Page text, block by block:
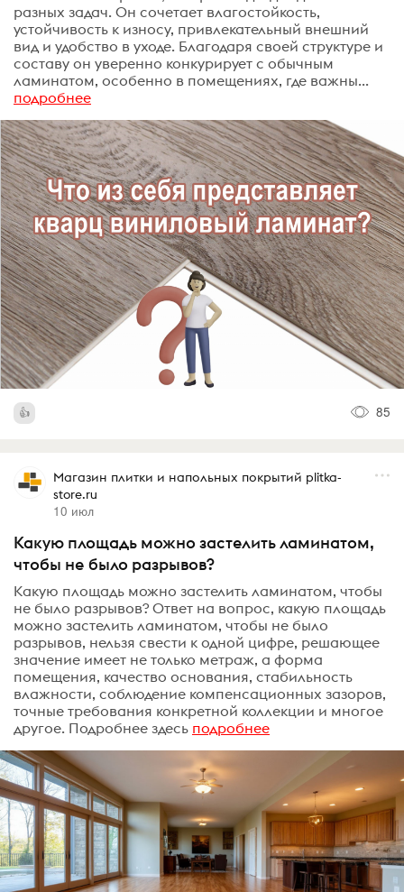
разных задач. Он сочетает влагостойкость,
устойчивость к износу, привлекательный внешний
вид и удобство в уходе. Благодаря своей структуре и
составу он уверенно конкурирует с обычным
ламинатом, особенно в помещениях, где важны...
подробнее
85
Магазин плитки и напольных покрытий plitka-
store.ru
10 июл
Какую площадь можно застелить ламинатом,
чтобы не было разрывов?
Какую площадь можно застелить ламинатом, чтобы
не было разрывов? Ответ на вопрос, какую площадь
можно застелить ламинатом, чтобы не было
разрывов, нельзя свести к одной цифре, решающее
значение имеет не только метраж, а форма
помещения, качество основания, стабильность
влажности, соблюдение компенсационных зазоров,
точные требования конкретной коллекции и многое
другое. Подробнее здесь подробнее